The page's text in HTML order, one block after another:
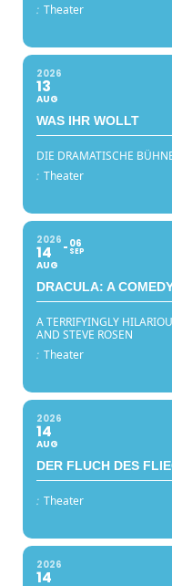
: Theater
2026
13
AUG
WAS IHR WOLLT
DIE DRAMATISCHE
: Theater
2026
14
AUG
06
SEP
DRACULA: A
A TERRIFYINGLY
AND STEVE ROSEN
: Theater
2026
14
AUG
DER FLUCH DES
: Theater
2026
14